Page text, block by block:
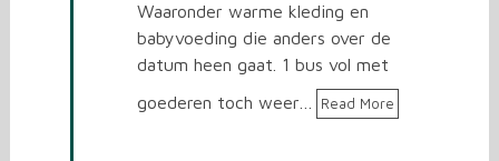
Waaronder warme kleding en
babyvoeding die anders over de
datum heen gaat. 1 bus vol met
goederen toch weer…
Read More